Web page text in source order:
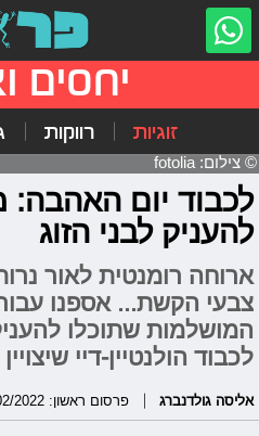
יחסים
זוגיות רווקות
© צילום: fotolia
לכבוד יום האהבה:
להעניק לבני הזוג
ארוחה רומנטית לאור
צבעי הקשת... אספנו
המושלמות שתוכלו
לכבוד הולנטיין-דיי
אליסה גולדנברג פרסום ראשון: 13/02/2022, 15:00